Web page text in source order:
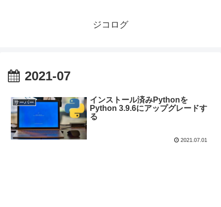
ジコログ
2021-07
サーバー
インストール済みPythonを
Python 3.9.6にアップグレードす
る
2021.07.01